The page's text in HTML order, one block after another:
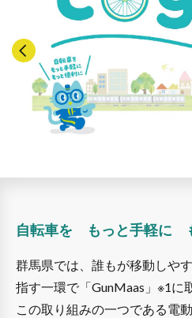
自転車を もっと手軽に
群馬県では、誰もが移動しや
指す一環で「GunMaas」※1に
この取り組みの一つである電